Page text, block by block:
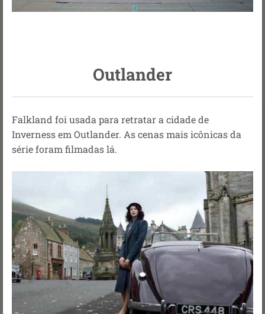
Outlander
Falkland foi usada para retratar a cidade de
Inverness em Outlander. As cenas mais icônicas da
série foram filmadas lá.